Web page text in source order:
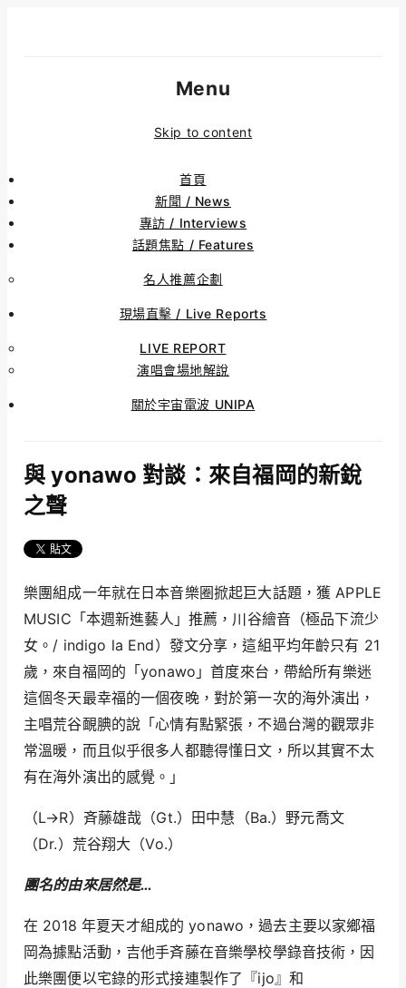
Menu
Skip to content
首頁
新聞 / News
專訪 / Interviews
話題焦點 / Features
名人推薦企劃
現場直擊 / Live Reports
LIVE REPORT
演唱會場地解說
關於宇宙電波 UNIPA
與 yonawo 對談：來自福岡的新銳
之聲
樂團組成一年就在日本音樂圈掀起巨大話題，獲 APPLE
MUSIC「本週新進藝人」推薦，川谷繪音（極品下流少
女。/ indigo la End）發文分享，這組平均年齡只有 21
歲，來自福岡的「yonawo」首度來台，帶給所有樂迷
這個冬天最幸福的一個夜晚，對於第一次的海外演出，
主唱荒谷靦腆的說「心情有點緊張，不過台灣的觀眾非
常溫暖，而且似乎很多人都聽得懂日文，所以其實不太
有在海外演出的感覺。」
（L→R）斉藤雄哉（Gt.）田中慧（Ba.）野元喬文
（Dr.）荒谷翔大（Vo.）
團名的由來居然是…
在 2018 年夏天才組成的 yonawo，過去主要以家鄉福
岡為據點活動，吉他手斉藤在音樂學校學錄音技術，因
此樂團便以宅錄的形式接連製作了『ijo』和